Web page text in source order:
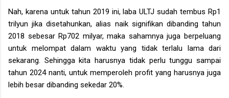
Nah, karena untuk tahun 2019 ini, laba ULTJ sudah tembus Rp1
trilyun jika disetahunkan, alias naik signifikan dibanding tahun
2018 sebesar Rp702 milyar, maka sahamnya juga berpeluang
untuk melompat dalam waktu yang tidak terlalu lama dari
sekarang. Sehingga kita harusnya tidak perlu tunggu sampai
tahun 2024 nanti, untuk memperoleh profit yang harusnya juga
lebih besar dibanding sekedar 20%.